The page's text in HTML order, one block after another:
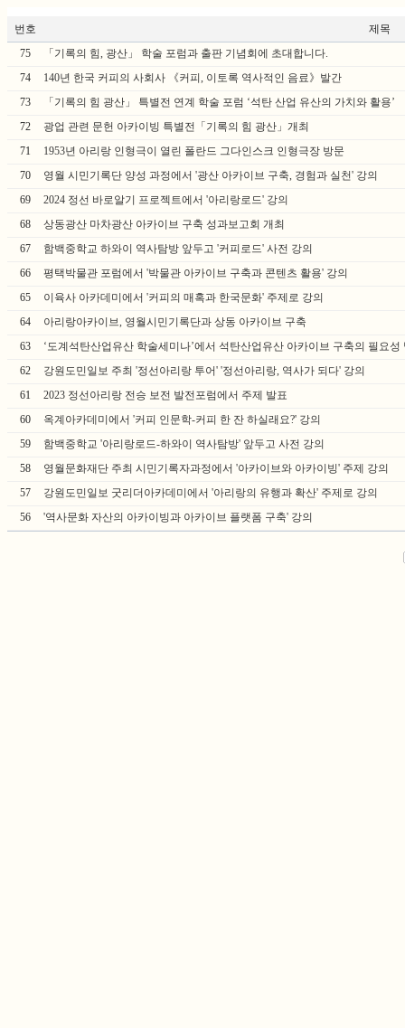
번호
제목
75
「기록의 힘, 광산」 학술 포럼과 출판 기념회에 초대합니다.
74
140년 한국 커피의 사회사 《커피, 이토록 역사적인 음료》발간
73
「기록의 힘 광산」 특별전 연계 학술 포럼 ‘석탄 산업 유산의 가치와 활용’
72
광업 관련 문헌 아카이빙 특별전「기록의 힘 광산」개최
71
1953년 아리랑 인형극이 열린 폴란드 그다인스크 인형극장 방문
70
영월 시민기록단 양성 과정에서 '광산 아카이브 구축, 경험과 실천' 강의
69
2024 정선 바로알기 프로젝트에서 '아리랑로드' 강의
68
상동광산 마차광산 아카이브 구축 성과보고회 개최
67
함백중학교 하와이 역사탐방 앞두고 '커피로드' 사전 강의
66
평택박물관 포럼에서 '박물관 아카이브 구축과 콘텐츠 활용' 강의
65
이육사 아카데미에서 '커피의 매혹과 한국문화' 주제로 강의
64
아리랑아카이브, 영월시민기록단과 상동 아카이브 구축
63
‘도계석탄산업유산 학술세미나’에서 석탄산업유산 아카이브 구축의 필요성
62
강원도민일보 주최 '정선아리랑 투어' '정선아리랑, 역사가 되다' 강의
61
2023 정선아리랑 전승 보전 발전포럼에서 주제 발표
60
옥계아카데미에서 '커피 인문학-커피 한 잔 하실래요?' 강의
59
함백중학교 '아리랑로드-하와이 역사탐방' 앞두고 사전 강의
58
영월문화재단 주최 시민기록자과정에서 '아카이브와 아카이빙' 주제 강의
57
강원도민일보 굿리더아카데미에서 '아리랑의 유행과 확산' 주제로 강의
56
'역사문화 자산의 아카이빙과 아카이브 플랫폼 구축' 강의